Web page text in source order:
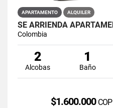
APARTAMENTO ALQUILER
Colombia
2
Alcobas
1
Baño
$1.600.000 COP